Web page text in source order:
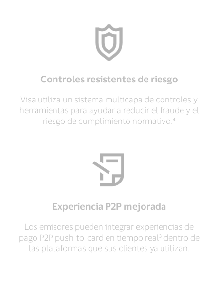
Controles resistentes de riesgo
Visa utiliza un sistema multicapa de controles y
herramientas para ayudar a reducir el fraude y el
riesgo de cumplimiento normativo.⁴
Experiencia P2P mejorada
Los emisores pueden integrar experiencias de
pago P2P push-to-card en tiempo real³ dentro de
las plataformas que sus clientes ya utilizan.